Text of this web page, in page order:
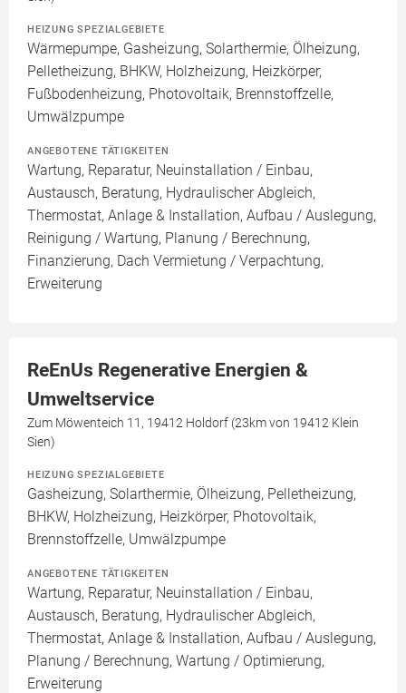
HEIZUNG SPEZIALGEBIETE
Wärmepumpe, Gasheizung, Solarthermie, Ölheizung,
Pelletheizung, BHKW, Holzheizung, Heizkörper,
Fußbodenheizung, Photovoltaik, Brennstoffzelle,
Umwälzpumpe
ANGEBOTENE TÄTIGKEITEN
Wartung, Reparatur, Neuinstallation / Einbau,
Austausch, Beratung, Hydraulischer Abgleich,
Thermostat, Anlage & Installation, Aufbau / Auslegung,
Reinigung / Wartung, Planung / Berechnung,
Finanzierung, Dach Vermietung / Verpachtung,
Erweiterung
ReEnUs Regenerative Energien &
Umweltservice
Zum Möwenteich 11, 19412 Holdorf (23km von 19412 Klein
Sien)
HEIZUNG SPEZIALGEBIETE
Gasheizung, Solarthermie, Ölheizung, Pelletheizung,
BHKW, Holzheizung, Heizkörper, Photovoltaik,
Brennstoffzelle, Umwälzpumpe
ANGEBOTENE TÄTIGKEITEN
Wartung, Reparatur, Neuinstallation / Einbau,
Austausch, Beratung, Hydraulischer Abgleich,
Thermostat, Anlage & Installation, Aufbau / Auslegung,
Planung / Berechnung, Wartung / Optimierung,
Erweiterung